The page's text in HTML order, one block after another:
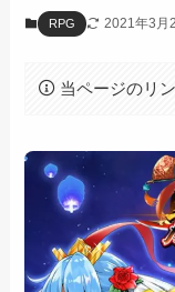
RPG 2021年3月
当ページのリ